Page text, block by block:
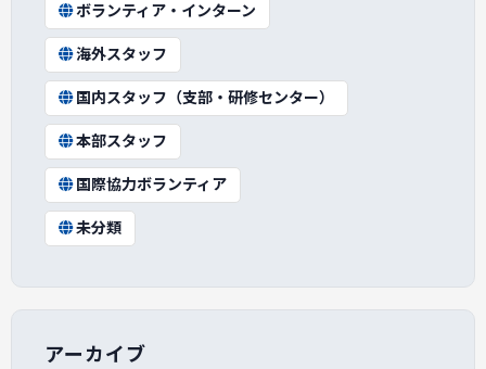
ボランティア・インターン
海外スタッフ
国内スタッフ（支部・研修センター）
本部スタッフ
国際協力ボランティア
未分類
アーカイブ